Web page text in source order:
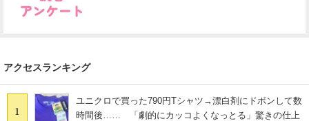
アクセスランキング
1
ユニクロで買った790円Tシャツ→漂白剤にドボンして数
時間後…… 「劇的にカッコよくなっとる」驚きの仕上